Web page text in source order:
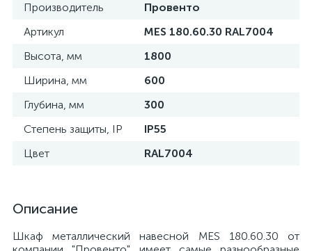
Производитель
Провенто
Артикул
MES 180.60.30 RAL7004
Высота, мм
1800
Ширина, мм
600
Глубина, мм
300
Степень защиты, IP
IP55
Цвет
RAL7004
Описание
Шкаф металлический навесной MES 180.60.30 от